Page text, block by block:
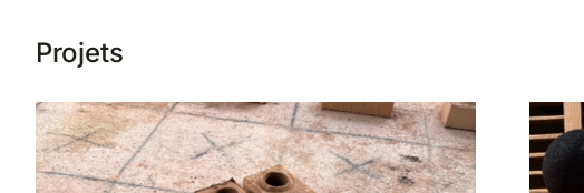
Projets